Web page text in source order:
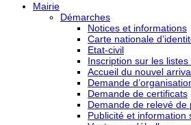
Mairie
Démarches
Notices et informations
Carte nationale
Etat-civil
Inscription sur les
Accueil du nouvel
Demande
Demande de certificats
Demande de relevé de
Publicité et information